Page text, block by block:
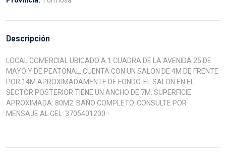
Descripción
LOCAL COMERCIAL UBICADO A 1 CUADRA DE LA AVENIDA 25 DE
MAYO Y DE PEATONAL. CUENTA CON UN SALON DE 4M DE FRENTE
POR 14M APROXIMADAMENTE DE FONDO. EL SALON EN EL
SECTOR POSTERIOR TIENE UN ANCHO DE 7M. SUPERFICIE
APROXIMADA: 80M2. BAÑO COMPLETO. CONSULTE POR
MENSAJE AL CEL: 3705401200.-